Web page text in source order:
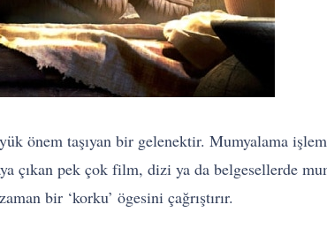
önem taşıyan bir gelenektir. Mumyalama
çıkan pek çok film, dizi ya da belgesellerde
bir ‘korku’ ögesini çağrıştırır.